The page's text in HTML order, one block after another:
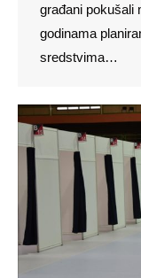
građani pokušali
godinama
sredstvima…